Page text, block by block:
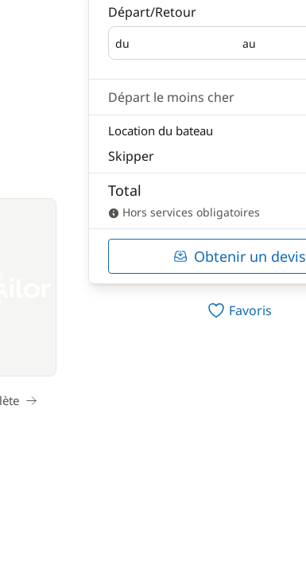
Départ/Retour
du
Départ au
Retour
Départ le moins cher
Location du bateau
Skipper
Total
Hors services obligatoires
Obtenir un devis
Favoris